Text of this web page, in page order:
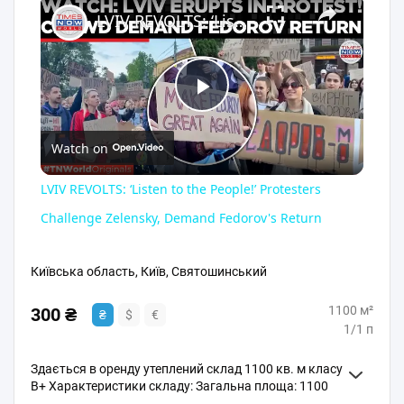
Play
Video
LVIV REVOLTS: ‘Listen to the People!’ Protesters Challenge Zelensky, Demand Fedorov's Return
Watch on
LVIV REVOLTS: ‘Listen to the People!’ Protesters
Challenge Zelensky, Demand Fedorov's Return
Київська область, Київ, Святошинський
300 ₴ ₴ $ €
1100 м²
1/1 п
Здається в оренду утеплений склад 1100 кв. м класу
B+ Характеристики складу: Загальна площа: 1100